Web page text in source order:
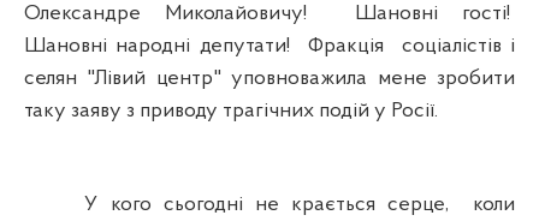
Олександре Миколайовичу! Шановні гості!
Шановні народні депутати! Фракція соціалістів і
селян "Лівий центр" уповноважила мене зробити
таку заяву з приводу трагічних подій у Росії.
У кого сьогодні не крається серце, коли